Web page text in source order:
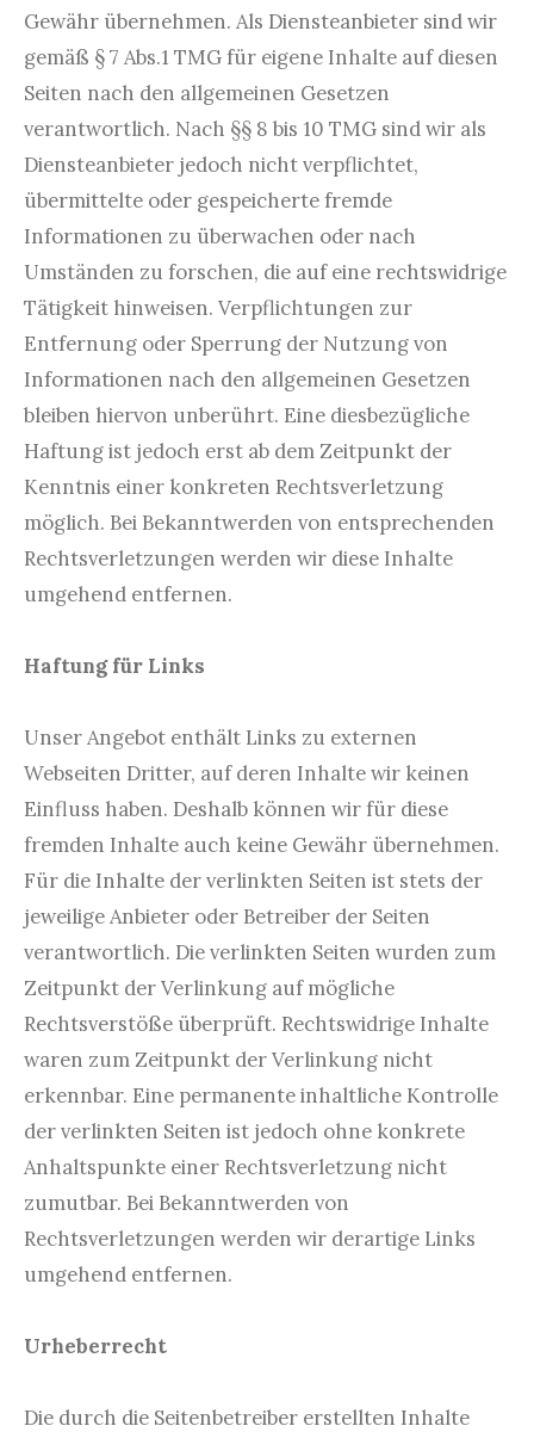
Gewähr übernehmen. Als Diensteanbieter sind wir
gemäß § 7 Abs.1 TMG für eigene Inhalte auf diesen
Seiten nach den allgemeinen Gesetzen
verantwortlich. Nach §§ 8 bis 10 TMG sind wir als
Diensteanbieter jedoch nicht verpflichtet,
übermittelte oder gespeicherte fremde
Informationen zu überwachen oder nach
Umständen zu forschen, die auf eine rechtswidrige
Tätigkeit hinweisen. Verpflichtungen zur
Entfernung oder Sperrung der Nutzung von
Informationen nach den allgemeinen Gesetzen
bleiben hiervon unberührt. Eine diesbezügliche
Haftung ist jedoch erst ab dem Zeitpunkt der
Kenntnis einer konkreten Rechtsverletzung
möglich. Bei Bekanntwerden von entsprechenden
Rechtsverletzungen werden wir diese Inhalte
umgehend entfernen.
Haftung für Links
Unser Angebot enthält Links zu externen
Webseiten Dritter, auf deren Inhalte wir keinen
Einfluss haben. Deshalb können wir für diese
fremden Inhalte auch keine Gewähr übernehmen.
Für die Inhalte der verlinkten Seiten ist stets der
jeweilige Anbieter oder Betreiber der Seiten
verantwortlich. Die verlinkten Seiten wurden zum
Zeitpunkt der Verlinkung auf mögliche
Rechtsverstöße überprüft. Rechtswidrige Inhalte
waren zum Zeitpunkt der Verlinkung nicht
erkennbar. Eine permanente inhaltliche Kontrolle
der verlinkten Seiten ist jedoch ohne konkrete
Anhaltspunkte einer Rechtsverletzung nicht
zumutbar. Bei Bekanntwerden von
Rechtsverletzungen werden wir derartige Links
umgehend entfernen.
Urheberrecht
Die durch die Seitenbetreiber erstellten Inhalte